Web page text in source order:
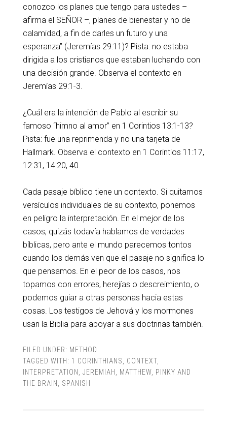
conozco los planes que tengo para ustedes –
afirma el SEÑOR –, planes de bienestar y no de
calamidad, a fin de darles un futuro y una
esperanza” (Jeremías 29:11)? Pista: no estaba
dirigida a los cristianos que estaban luchando con
una decisión grande. Observa el contexto en
Jeremías 29:1-3.
¿Cuál era la intención de Pablo al escribir su
famoso “himno al amor” en 1 Corintios 13:1-13?
Pista: fue una reprimenda y no una tarjeta de
Hallmark. Observa el contexto en 1 Corintios 11:17,
12:31, 14:20, 40.
Cada pasaje bíblico tiene un contexto. Si quitamos
versículos individuales de su contexto, ponemos
en peligro la interpretación. En el mejor de los
casos, quizás todavía hablamos de verdades
bíblicas, pero ante el mundo parecemos tontos
cuando los demás ven que el pasaje no significa lo
que pensamos. En el peor de los casos, nos
topamos con errores, herejías o descreimiento, o
podemos guiar a otras personas hacia estas
cosas. Los testigos de Jehová y los mormones
usan la Biblia para apoyar a sus doctrinas también.
FILED UNDER: METHOD
TAGGED WITH: 1 CORINTHIANS CONTEXT,
INTERPRETATION
JEREMIAH MATTHEW, PINKY AND
THE BRAIN
SPANISH